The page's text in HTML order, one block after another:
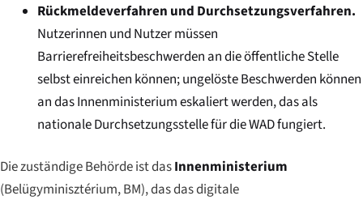
Rückmeldeverfahren und Durchsetzungsverfahren.
Nutzerinnen und Nutzer müssen
Barrierefreiheitsbeschwerden an die öffentliche Stelle
selbst einreichen können; ungelöste Beschwerden können
an das Innenministerium eskaliert werden, das als
nationale Durchsetzungsstelle für die WAD fungiert.
Die zuständige Behörde ist dasInnenministerium
(Belügyminisztérium, BM), das das digitale